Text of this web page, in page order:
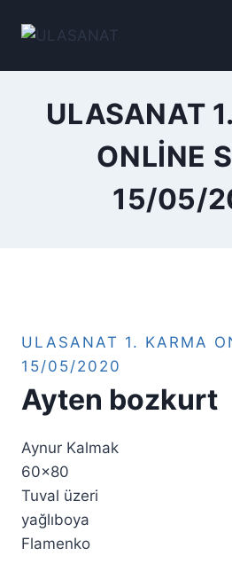
geç
ULASANAT
ONLINE
15/05/
ULASANAT 1. KARMA
15/05/2020
Ayten bozkurt
Aynur Kalmak
60×80
Tuval üzeri
yağlıboya
Flamenko